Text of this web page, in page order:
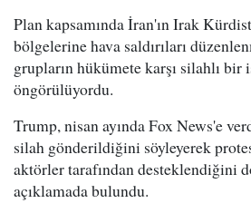
Plan kapsamında İran'ın Irak
bölgelerine hava saldırıları
grupların hükümete karşı silahlı
öngörülüyordu.
Trump, nisan ayında Fox News'e
silah gönderildiğini söyleyerek
aktörler tarafından desteklendiğini
açıklamada bulundu.